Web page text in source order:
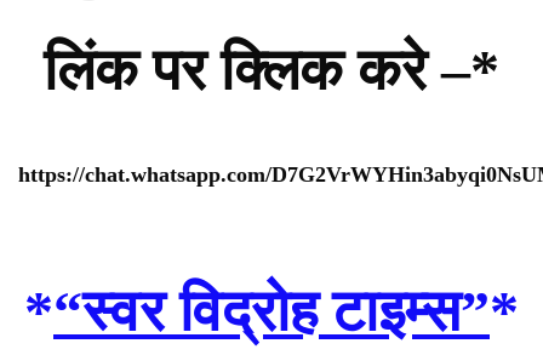
लिंक पर क्लिक करे –*
https://chat.whatsapp.com/
*“स्वर विद्रोह टाइम्स”*